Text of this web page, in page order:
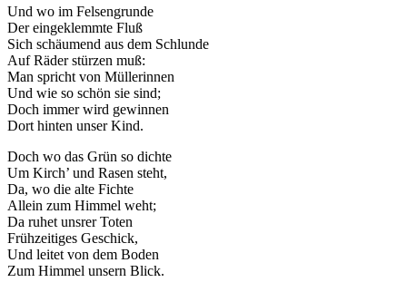
Und wo im Felsengrunde
Der eingeklemmte Fluß
Sich schäumend aus dem Schlunde
Auf Räder stürzen muß:
Man spricht von Müllerinnen
Und wie so schön sie sind;
Doch immer wird gewinnen
Dort hinten unser Kind.
Doch wo das Grün so dichte
Um Kirch’ und Rasen steht,
Da, wo die alte Fichte
Allein zum Himmel weht;
Da ruhet unsrer Toten
Frühzeitiges Geschick,
Und leitet von dem Boden
Zum Himmel unsern Blick.